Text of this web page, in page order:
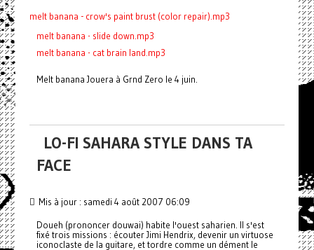
melt banana - crow's paint brust (color repair).mp3
melt banana - slide down.mp3
melt banana - cat brain land.mp3
Melt banana Jouera à Grnd Zero le 4 juin.
LO-FI SAHARA STYLE DANS TA
FACE
Mis à jour : samedi 4 août 2007 06:09
Doueh (prononcer douwai) habite l'ouest saharien. Il s'est
fixé trois missions : écouter Jimi Hendrix, devenir un virtuose
iconoclaste de la guitare, et tordre comme un dément le